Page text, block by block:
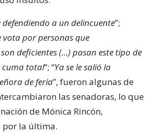
a un delincuente”;
vota por personas que
deficientes (…) pasan este tipo de
cuma total“; “Ya se le salió la
de feria”, fueron algunas de
las senadoras, lo que
de Mónica Rincón,
por la última.